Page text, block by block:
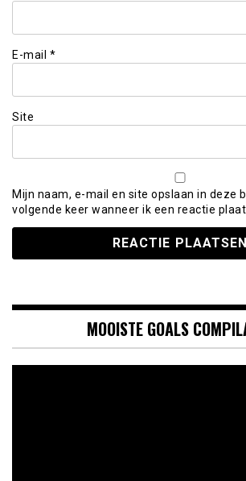
E-mail *
Site
Mijn naam, e-mail en site opslaan in deze
volgende keer wanneer ik een reactie
MOOISTE GOALS